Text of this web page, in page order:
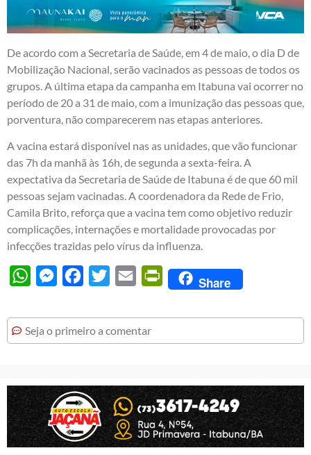
De acordo com a Secretaria de Saúde, em 4 de maio, o dia D de
Mobilização Nacional, serão vacinados as pessoas de todos os
grupos. A última etapa da campanha em Itabuna vai ocorrer no
período de 20 a 31 de maio, com a imunização das pessoas que,
porventura, não comparecerem nas etapas anteriores.
A vacina estará disponível nas as unidades, que vão funcionar
das 7h da manhã às 16h, de segunda a sexta-feira. A
expectativa da Secretaria de Saúde de Itabuna é de que 60 mil
pessoas sejam vacinadas. A coordenadora da Rede de Frio,
Camila Brito, reforça que a vacina tem como objetivo reduzir
complicações, internações e mortalidade provocadas por
infecções trazidas pelo vírus da influenza.
WhatsAppMessengerFacebook
Twitter Email PrintFriendly
Share
Seja o primeiro a comentar